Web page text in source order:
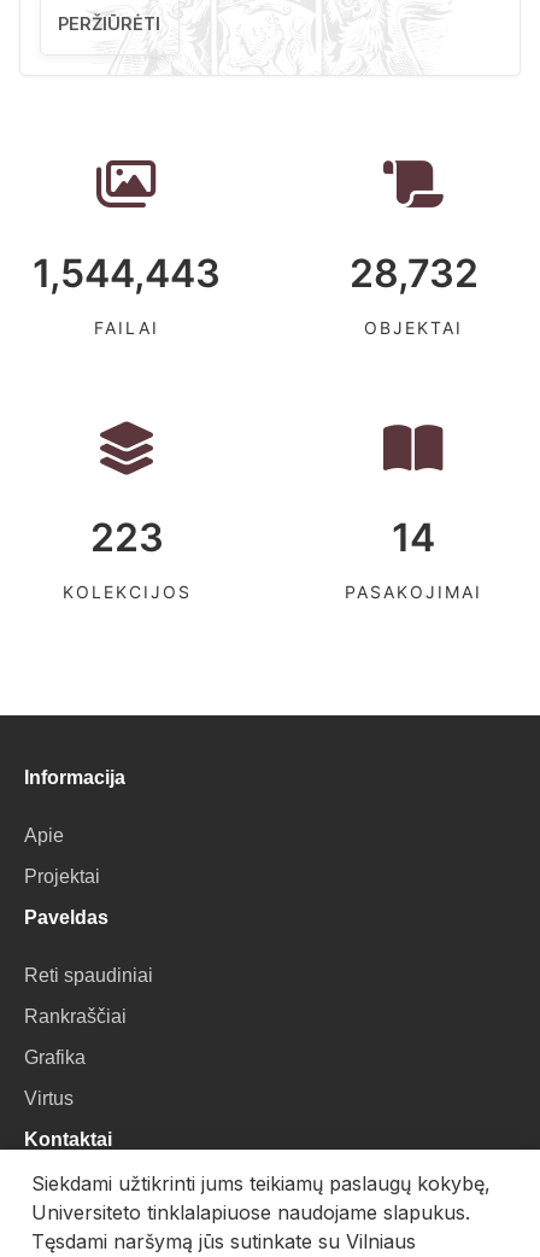
PERŽIŪRĖTI
1,544,443
FAILAI
28,732
OBJEKTAI
223
KOLEKCIJOS
14
PASAKOJIMAI
Informacija
Apie
Projektai
Paveldas
Reti spaudiniai
Rankraščiai
Grafika
Virtus
Kontaktai
VU Biblioteka
Universiteto g. 3, LT-01122, Vilnius
Siekdami užtikrinti jums teikiamų paslaugų kokybę,
Universiteto tinklalapiuose naudojame slapukus.
Tęsdami naršymą jūs sutinkate su Vilniaus